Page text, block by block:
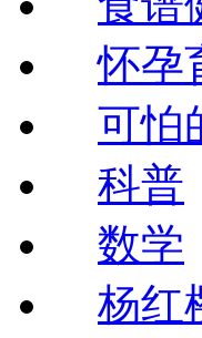
怀孕
可怕
科普
数学
杨红